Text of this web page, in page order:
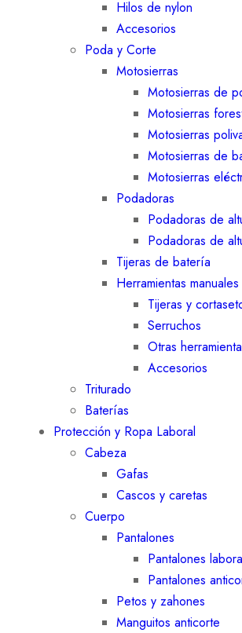
Hilos de nylon
Accesorios
Poda y Corte
Motosierras
Motosierras de
Motosierras
Motosierras
Motosierras de
Motosierras
Podadoras
Podadoras de
Podadoras de
Tijeras de batería
Herramientas manuales
Tijeras y
Serruchos
Otras
Accesorios
Triturado
Baterías
Protección y Ropa Laboral
Cabeza
Gafas
Cascos y caretas
Cuerpo
Pantalones
Pantalones
Pantalones
Petos y zahones
Manguitos anticorte